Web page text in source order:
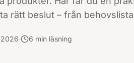
rätt beslut – från
6 min läsning